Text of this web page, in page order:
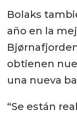
Bolaks
año en la
obtienen
una nueva
“Se están